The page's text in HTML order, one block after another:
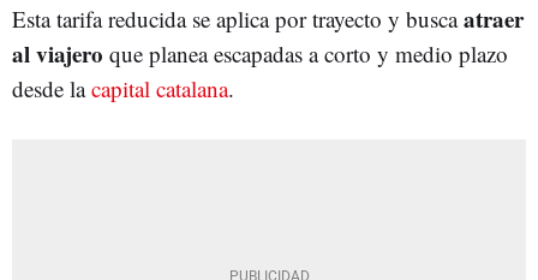
Esta tarifa reducida se aplica por trayecto y buscaatraer
al viajero que planea escapadas a corto y medio plazo
desde lacapital catalana.